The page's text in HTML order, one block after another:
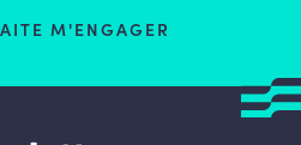
M'ENGAGER